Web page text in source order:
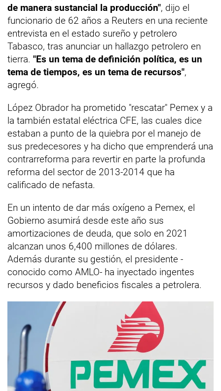
de manera sustancial la producción", dijo el
funcionario de 62 años a Reuters en una reciente
entrevista en el estado sureño y petrolero
Tabasco, tras anunciar un hallazgo petrolero en
tierra. "Es un tema de definición política, es un
tema de tiempos, es un tema de recursos",
agregó.
López Obrador ha prometido "rescatar" Pemex y a
la también estatal eléctrica CFE, las cuales dice
estaban a punto de la quiebra por el manejo de
sus predecesores y ha dicho que emprenderá una
contrarreforma para revertir en parte la profunda
reforma del sector de 2013-2014 que ha
calificado de nefasta.
En un intento de dar más oxígeno a Pemex, el
Gobierno asumirá desde este año sus
amortizaciones de deuda, que solo en 2021
alcanzan unos 6,400 millones de dólares.
Además durante su gestión, el presidente -
conocido como AMLO- ha inyectado ingentes
recursos y dado beneficios fiscales a petrolera.